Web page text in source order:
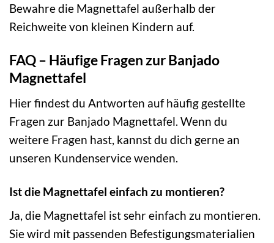
Bewahre die Magnettafel außerhalb der
Reichweite von kleinen Kindern auf.
FAQ – Häufige Fragen zur Banjado
Magnettafel
Hier findest du Antworten auf häufig gestellte
Fragen zur Banjado Magnettafel. Wenn du
weitere Fragen hast, kannst du dich gerne an
unseren Kundenservice wenden.
Ist die Magnettafel einfach zu montieren?
Ja, die Magnettafel ist sehr einfach zu montieren.
Sie wird mit passenden Befestigungsmaterialien